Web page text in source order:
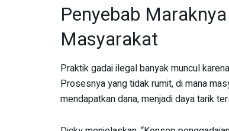
Penyebab
Masyarakat
Praktik gadai ilegal banyak muncul
Prosesnya yang tidak rumit, di mana
mendapatkan dana, menjadi daya tarik